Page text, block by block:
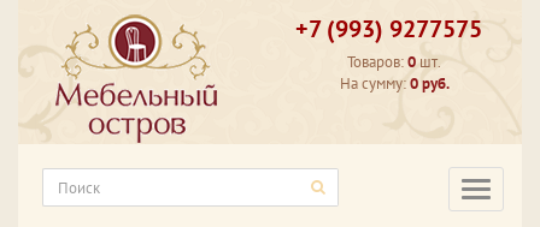
+7 (993) 9277575
Товаров:0 шт.
На сумму:0 руб.